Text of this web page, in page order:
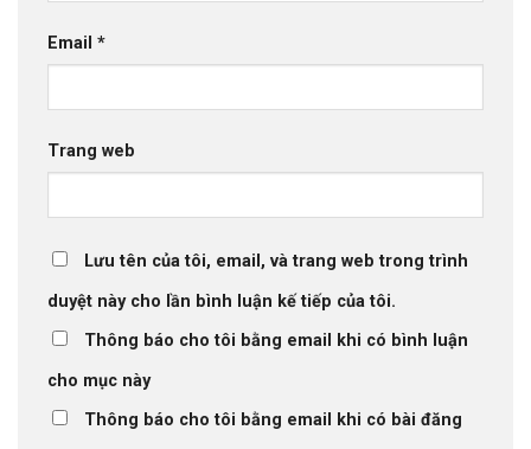
Email *
Trang web
Lưu tên của tôi, email, và trang web trong trình
duyệt này cho lần bình luận kế tiếp của tôi.
Thông báo cho tôi bằng email khi có bình luận
cho mục này
Thông báo cho tôi bằng email khi có bài đăng